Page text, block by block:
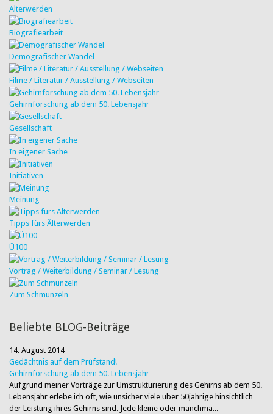
Älterwerden
Biografiearbeit
Demografischer Wandel
Filme / Literatur / Ausstellung / Webseiten
Gehirnforschung ab dem 50. Lebensjahr
Gesellschaft
In eigener Sache
Initiativen
Meinung
Tipps fürs Älterwerden
Ü100
Vortrag / Weiterbildung / Seminar / Lesung
Zum Schmunzeln
Beliebte BLOG-Beiträge
14. August 2014
Gedächtnis auf dem Prüfstand!
Gehirnforschung ab dem 50. Lebensjahr
Aufgrund meiner Vorträge zur Umstrukturierung des Gehirns ab dem 50.
Lebensjahr erlebe ich oft, wie unsicher viele über 50jährige hinsichtlich
der Leistung ihres Gehirns sind. Jede kleine oder manchma...